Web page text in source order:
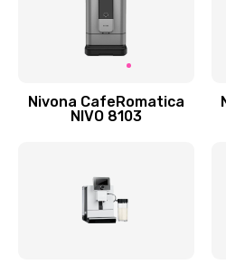
Nivona CafeRomatica
NIVO 8103